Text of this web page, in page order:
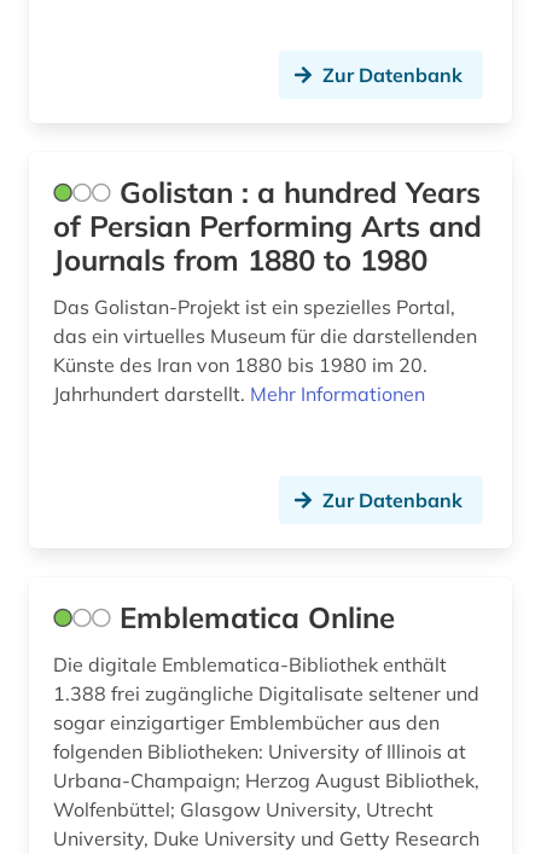
christliche kunst (3)
chronik (2)
comic (2)
computeranimation (1)
cranach (1)
côte divoire (1)
dahlbergh, erik jönsson | offizier; architekt;
zeichner; kartograf; historiker; beamter;
generalgouverneur (2)
darmstadt (1)
Zur Datenbank
Golistan : a hundred Years
of Persian Performing Arts and
Journals from 1880 to 1980
Das Golistan-Projekt ist ein spezielles Portal,
das ein virtuelles Museum für die darstellenden
Künste des Iran von 1880 bis 1980 im 20.
Jahrhundert darstellt. Mehr Informationen
Zur Datenbank
Emblematica Online
Die digitale Emblematica-Bibliothek enthält
1.388 frei zugängliche Digitalisate seltener und
sogar einzigartiger Emblembücher aus den
folgenden Bibliotheken: University of Illinois at
Urbana-Champaign; Herzog August Bibliothek,
Wolfenbüttel; Glasgow University, Utrecht
University, Duke University und Getty Research